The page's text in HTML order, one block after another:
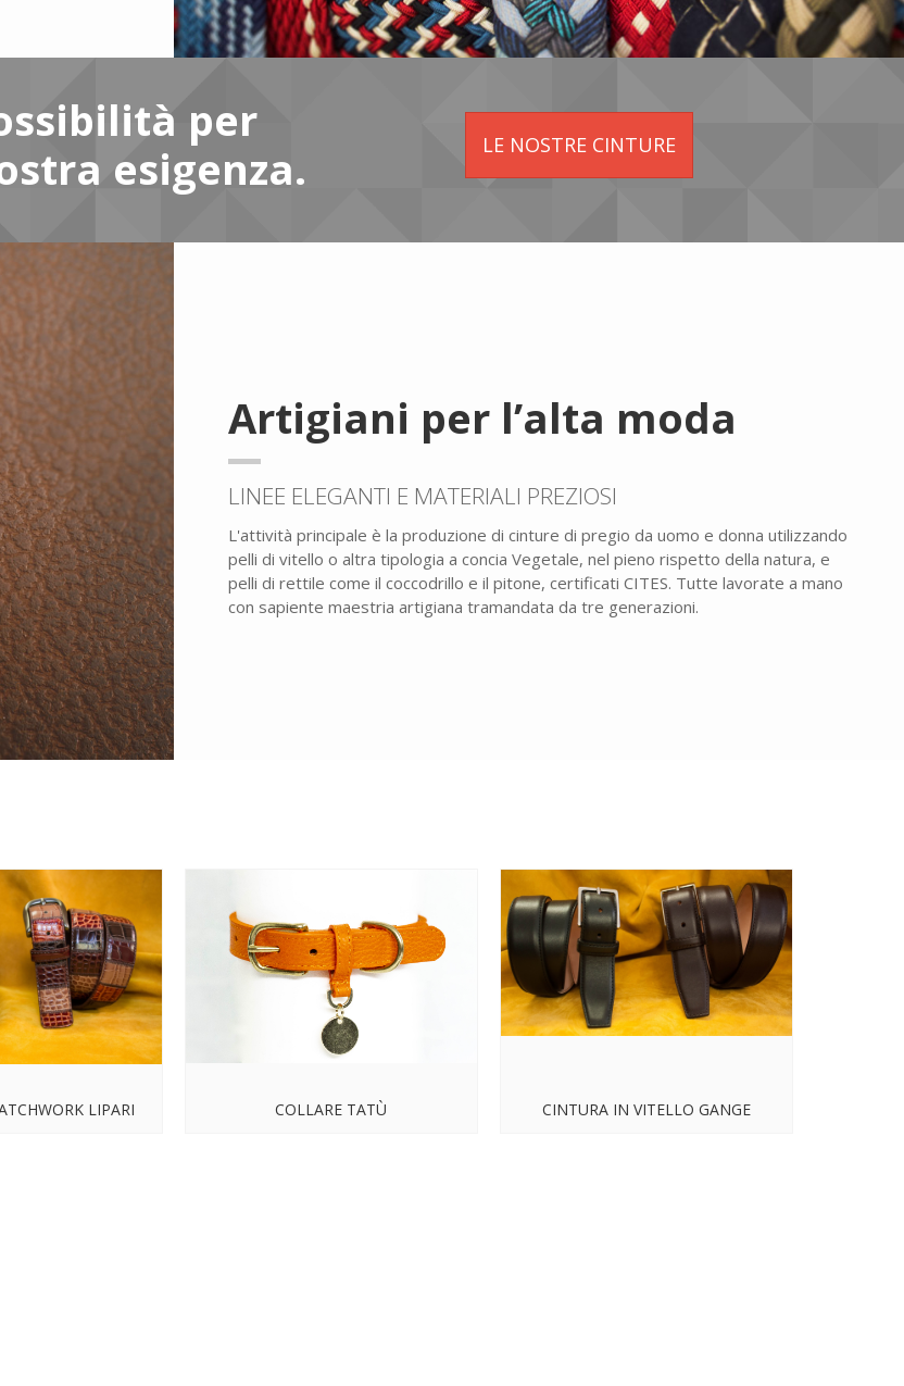
per
esigenza.
LE NOSTRE CINTURE
Artigiani per l’alta moda
LINEE ELEGANTI E MATERIALI PREZIOSI
L'attività principale è la produzione di cinture di pregio da uomo e donna utilizzando
pelli di vitello o altra tipologia a concia Vegetale, nel pieno rispetto della natura, e
pelli di rettile come il coccodrillo e il pitone, certificati CITES. Tutte lavorate a mano
con sapiente maestria artigiana tramandata da tre generazioni.
LIPARI COLLARE TATÙ CINTURA IN VITELLO GANGE